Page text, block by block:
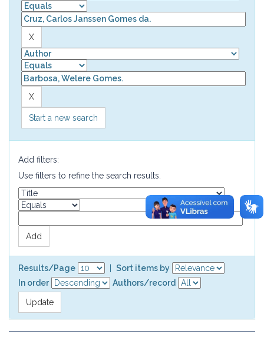
Start a new search
Add filters:
Use filters to refine the search results.
Results/Page
Sort items by
In order
Authors/record